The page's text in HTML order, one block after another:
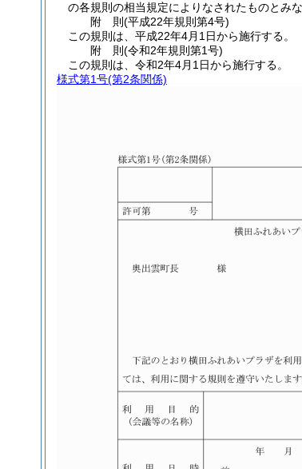
の各規則の相当規定によりなされたものとみな
附 則(平成22年規則第4号)
この規則は、平成22年4月1日から施行する。
附 則(令和2年規則第1号)
この規則は、令和2年4月1日から施行する。
様式第1号(第2条関係)